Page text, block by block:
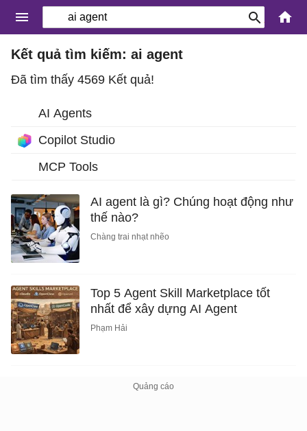
Kết quả tìm kiếm: ai agent
Đã tìm thấy 4569 Kết quả!
AI Agents
Copilot Studio
MCP Tools
AI agent là gì? Chúng hoạt động như
thế nào?
Chàng trai nhạt nhẽo
Top 5 Agent Skill Marketplace tốt
nhất để xây dựng AI Agent
Phạm Hải